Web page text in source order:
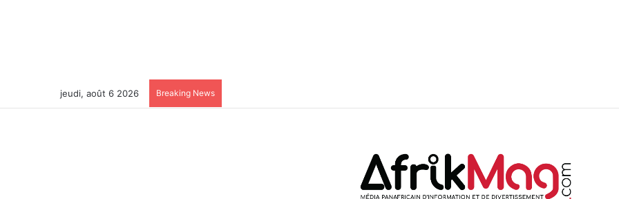
jeudi, août 6 2026 Breaking News